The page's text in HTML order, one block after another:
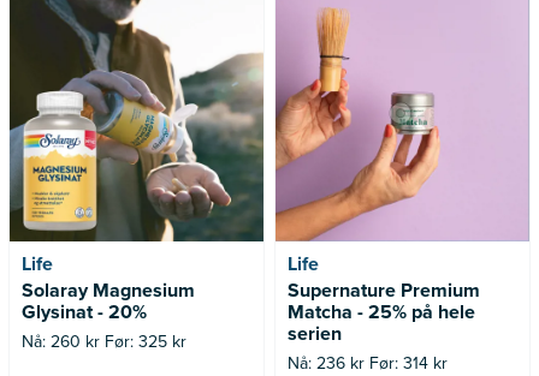
Life
Solaray Magnesium
Glysinat - 20%
Nå: 260 kr Før: 325 kr
Nå: 260 kr Før: 325 kr
Life
Supernature Premium
Matcha - 25% på hele
serien
Nå: 236 kr Før: 314 kr